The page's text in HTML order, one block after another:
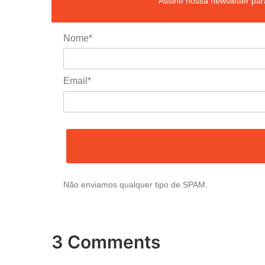
Nome*
Email*
Não enviamos qualquer tipo de SPAM.
3 Comments